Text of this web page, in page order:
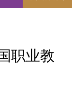
职业教